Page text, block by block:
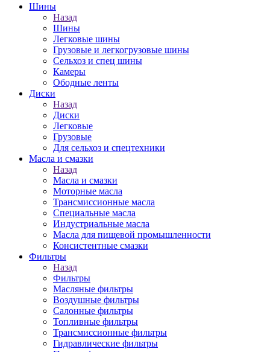
Шины
Назад
Шины
Легковые шины
Грузовые и легкогрузовые шины
Сельхоз и спец шины
Камеры
Ободные ленты
Диски
Назад
Диски
Легковые
Грузовые
Для сельхоз и спецтехники
Масла и смазки
Назад
Масла и смазки
Моторные масла
Трансмиссионные масла
Специальные масла
Индустриальные масла
Масла для пищевой промышленности
Консистентные смазки
Фильтры
Назад
Фильтры
Масляные фильтры
Воздушные фильтры
Салонные фильтры
Топливные фильтры
Трансмиссионные фильтры
Гидравлические фильтры